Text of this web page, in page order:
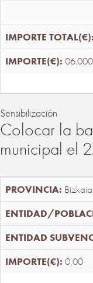
Sensibilización
Colocar la
municipal el
Bizkaia
0,00